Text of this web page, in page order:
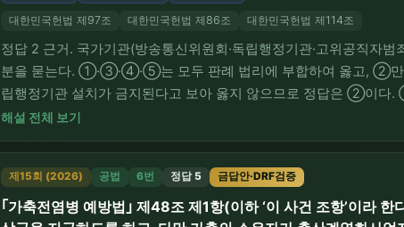
대한민국헌법 제97조 대한민국헌법 제86조 대한민국헌법 제114조
정답 2 근거. 국가기관(방송통신위원회·독립행정기관·고위공직자
분을 묻는다. ①·③·④·⑤는 모두 판례 법리에 부합하여 옳고, ②만
립행정기관 설치가 금지된다고 보아 옳지 않으므로 정답은 ②이
공공성·공익성을 높이고 방송의 독립성을 보장하기 위하여 설치되
적 직무집행으로 침해된 방송의 공적 기능의 회복을 통하여 방송의
해설 전체 보기
제15회 (2026) 공법 6번 정답 5 금답안·DRF검증
｢가축전염병 예방법｣ 제48조 제1항(이하 ‘이 사건 조항’이라